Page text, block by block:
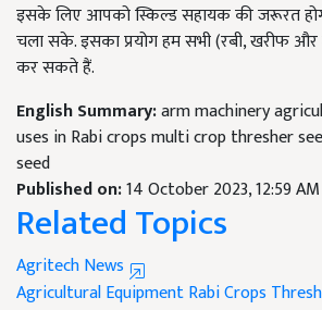
इसके लिए आपको स्किल्ड सहायक की जरूरत
चला सके. इसका प्रयोग हम सभी (रबी, खरीफ
कर सकते हैं.
English Summary:arm machinery
uses in Rabi crops multi crop thresher
seed
Published on:14 October 2023, 12:59
Related Topics
Agritech News
Agricultural EquipmentRabi Crops